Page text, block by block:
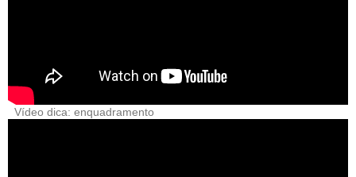
Vídeo dica: enquadramento